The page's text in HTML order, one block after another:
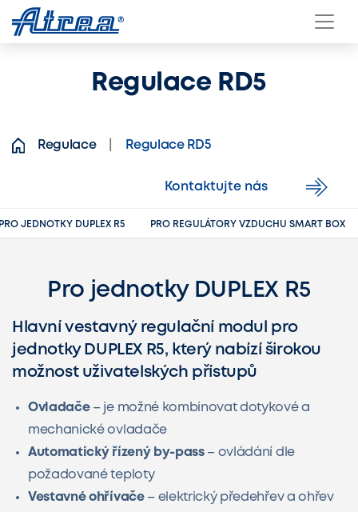
Přeskočit na obsah
Regulace RD5
Regulace Regulace RD5
Kontaktujte nás
JEDNOTKY DUPLEX R5 PRO REGULÁTORY VZDUCHU SMART BOX
Pro jednotky DUPLEX R5
Hlavní vestavný regulační modul pro
jednotky DUPLEX R5, který nabízí širokou
možnost uživatelských přístupů
Ovladače – je možné kombinovat dotykové a
mechanické ovladače
Automatický řízený by-pass– ovládání dle
požadované teploty
Vestavné ohřívače– elektrický předehřev a ohřev